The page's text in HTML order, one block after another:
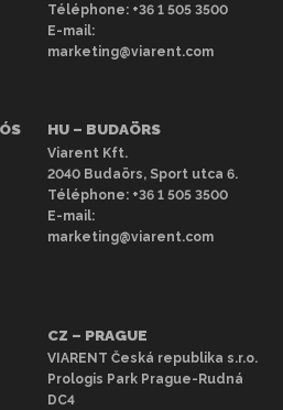
a fotó csak illusztráció, és a
évjáratban és
Téléphone: +36 1 505 3500
E-mail:
marketing@viarent.com
HU – BUDAÖRS
Viarent Kft.
2040 Budaörs, Sport utca 6.
Téléphone: +36 1 505 3500
E-mail:
marketing@viarent.com
CZ – PRAGUE
VIARENT Česká republika s.r.o.
Prologis Park Prague-Rudná
DC4